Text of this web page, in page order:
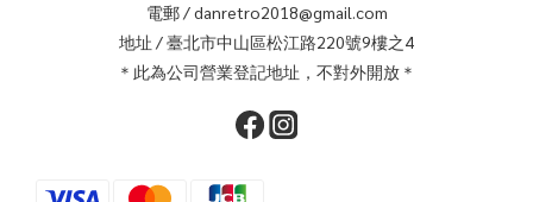
電郵 / danretro2018@gmail.com
地址 / 臺北市中山區松江路220號9樓之4
＊此為公司營業登記地址，不對外開放＊